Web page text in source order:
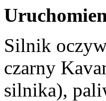
Silnik
czarny
silnika),